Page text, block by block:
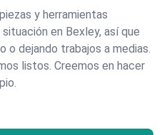
y herramientas
en Bexley, así que
o dejando trabajos a medias.
listos. Creemos en hacer